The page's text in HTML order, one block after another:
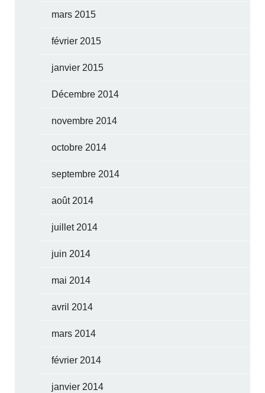
mars 2015
février 2015
janvier 2015
Décembre 2014
novembre 2014
octobre 2014
septembre 2014
août 2014
juillet 2014
juin 2014
mai 2014
avril 2014
mars 2014
février 2014
janvier 2014